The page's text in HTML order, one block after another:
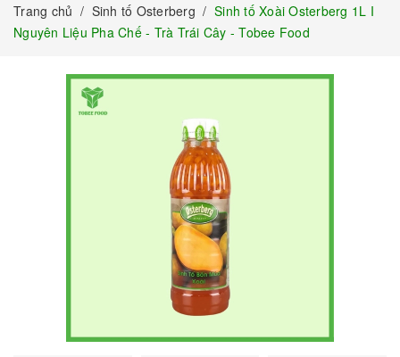
Trang chủ / Sinh tố Osterberg / Sinh tố Xoài Osterberg 1L I
Nguyên Liệu Pha Chế - Trà Trái Cây - Tobee Food